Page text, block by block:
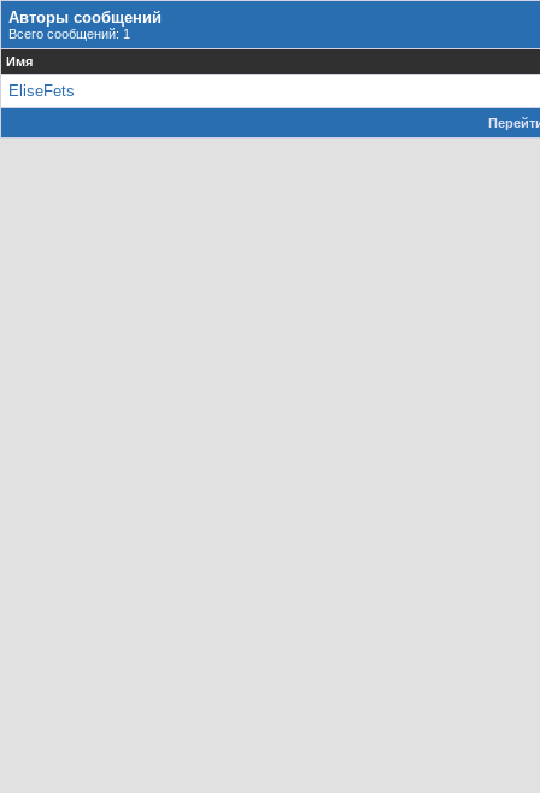
Авторы сообщений
Всего сообщений: 1
Имя
EliseFets